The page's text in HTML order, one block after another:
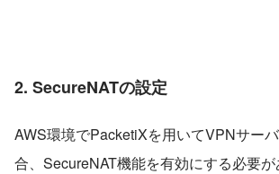
2. SecureNATの設定
AWS環境でPacketiXを用いてVPNサー
合、SecureNAT機能を有効にする必要が